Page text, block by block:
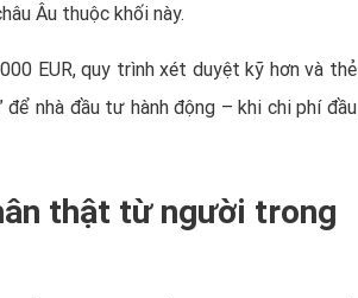
Âu thuộc khối này.
EUR, quy trình xét duyệt kỹ hơn và thẻ
nhà đầu tư hành động – khi chi phí đầu
thật từ người trong